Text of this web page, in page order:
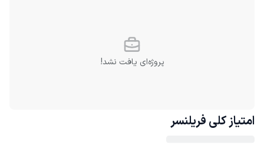
پروژه‌ای یافت نشد!
امتیاز کلی فریلنسر